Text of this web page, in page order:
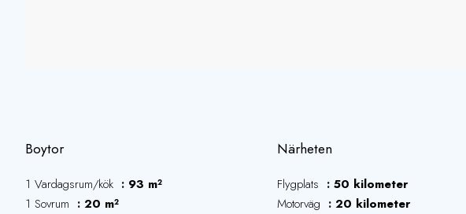
Boytor
1 Vardagsrum/kök
93 m²
1 Sovrum
20 m²
Närheten
Flygplats
50 kilometer
Motorväg
20 kilometer